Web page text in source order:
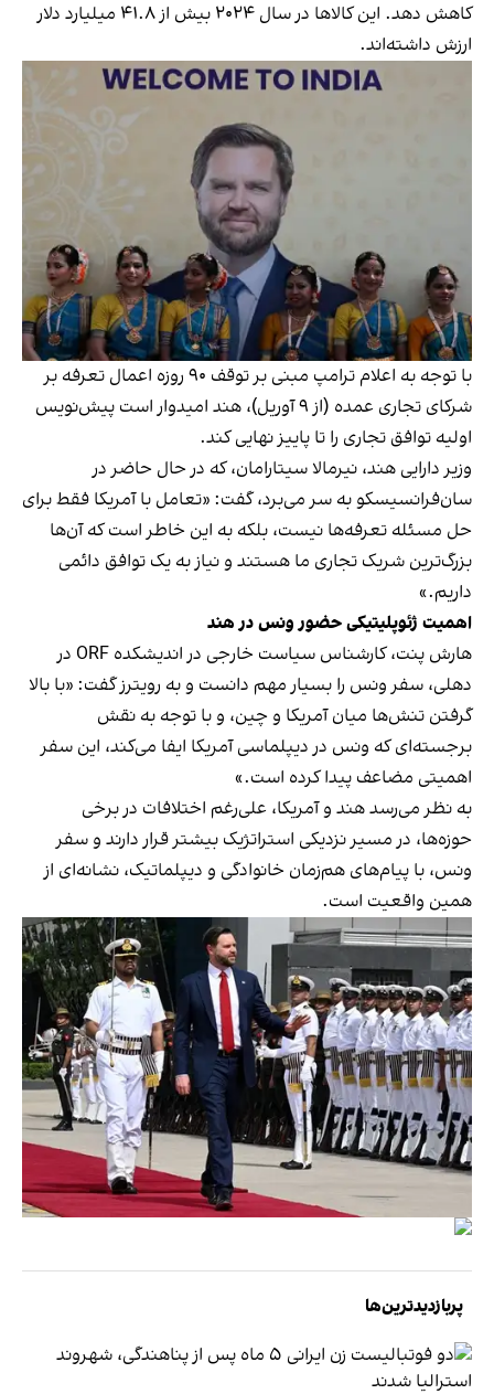
کاهش دهد. این کالاها در سال ۲۰۲۴ بیش از ۴۱.۸ میلیارد دلار
ارزش داشته‌اند.
با توجه به اعلام ترامپ مبنی بر توقف ۹۰ روزه اعمال تعرفه بر
شرکای تجاری عمده (از ۹ آوریل)، هند امیدوار است پیش‌نویس
اولیه توافق تجاری را تا پاییز نهایی کند.
وزیر دارایی هند، نیرمالا سیتارامان، که در حال حاضر در
سان‌فرانسیسکو به سر می‌برد، گفت: «تعامل با آمریکا فقط برای
حل مسئله تعرفه‌ها نیست، بلکه به این خاطر است که آن‌ها
بزرگ‌ترین شریک تجاری ما هستند و نیاز به یک توافق دائمی
داریم.»
اهمیت ژئوپلیتیکی حضور ونس در هند
هارش پنت، کارشناس سیاست خارجی در اندیشکده ORF در
دهلی، سفر ونس را بسیار مهم دانست و به رویترز گفت: «با بالا
گرفتن تنش‌ها میان آمریکا و چین، و با توجه به نقش
برجسته‌ای که ونس در دیپلماسی آمریکا ایفا می‌کند، این سفر
اهمیتی مضاعف پیدا کرده است.»
به نظر می‌رسد هند و آمریکا، علی‌رغم اختلافات در برخی
حوزه‌ها، در مسیر نزدیکی استراتژیک بیشتر قرار دارند و سفر
ونس، با پیام‌های هم‌زمان خانوادگی و دیپلماتیک، نشانه‌ای از
همین واقعیت است.
پربازدیدترین‌ها